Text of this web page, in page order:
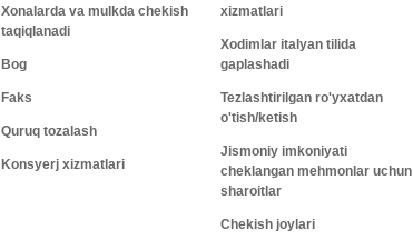
Xonalarda va mulkda chekish
taqiqlanadi
Bog
Faks
Quruq tozalash
Konsyerj xizmatlari
xizmatlari
Xodimlar italyan tilida
gaplashadi
Tezlashtirilgan ro'yxatdan
o'tish/ketish
Jismoniy imkoniyati
cheklangan mehmonlar uchun
sharoitlar
Chekish joylari